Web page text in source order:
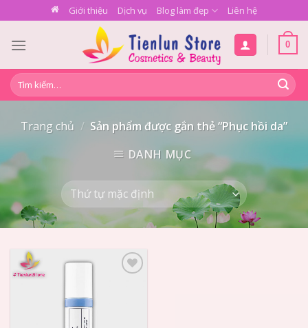
to
content
Giới thiệu Dịch vụ Blog làm đẹp Liên hệ
0
Tìm
kiếm:
Trang chủ / Sản phẩm được gắn thẻ “Phục hồi da”
DANH MỤC